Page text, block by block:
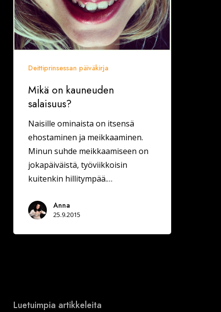
Deittiprinsessan päiväkirja
Mikä on kauneuden
salaisuus?
Naisille ominaista on itsensä
ehostaminen ja meikkaaminen.
Minun suhde meikkaamiseen on
jokapäiväistä, työviikkoisin
kuitenkin hillitympää.…
Anna
25.9.2015
Luetuimpia artikkeleita